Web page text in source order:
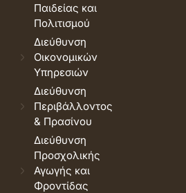
Παιδείας και
Πολιτισμού
Διεύθυνση
Οικονομικών
Υπηρεσιών
Διεύθυνση
Περιβάλλοντος
& Πρασίνου
Διεύθυνση
Προσχολικής
Αγωγής και
Φροντίδας